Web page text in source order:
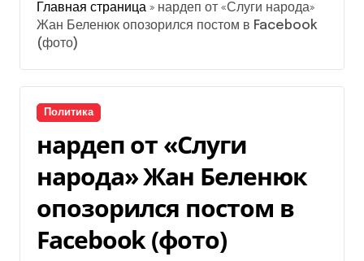
Главная страница » нардеп от «Слуги народа»
Жан Беленюк опозорился постом в Facebook
(фото)
Политика
нардеп от «Слуги
народа» Жан Беленюк
опозорился постом в
Facebook (фото)